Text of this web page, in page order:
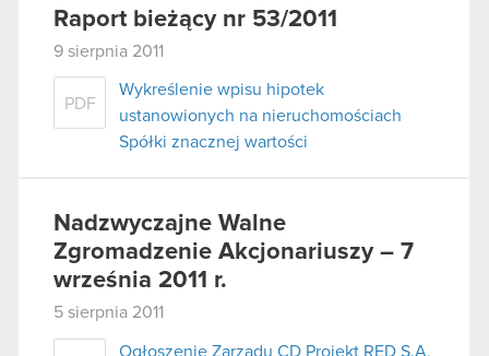
Raport bieżący nr 53/2011
9 sierpnia 2011
PDF
Wykreślenie wpisu hipotek
ustanowionych na nieruchomościach
Spółki znacznej wartości
Nadzwyczajne Walne
Zgromadzenie Akcjonariuszy – 7
września 2011 r.
5 sierpnia 2011
Ogłoszenie Zarządu CD Projekt RED S.A.